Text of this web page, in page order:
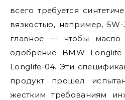
всего требуется
вязкостью, например,
главное — чтобы масло
одобрение BMW
Longlife-04. Эти
продукт прошел
жестким требованиям